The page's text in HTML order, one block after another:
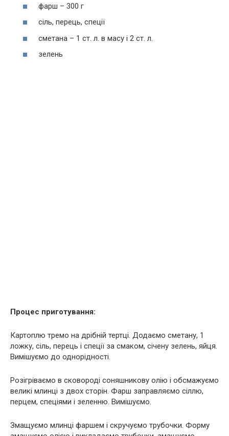
фарш – 300 г
сіль, перець, спеції
сметана – 1 ст. л. в масу і 2 ст. л.
зелень
Процес приготування:
Картоплю тремо на дрібній тертці. Додаємо сметану, 1
ложку, сіль, перець і спеції за смаком, січену зелень, яйця.
Вимішуємо до однорідності.
Розігріваємо в сковороді соняшникову олію і обсмажуємо
великі млинці з двох сторін. Фарш заправляємо сіллю,
перцем, спеціями і зеленню. Вимішуємо.
Змащуємо млинці фаршем і скручуємо трубочки. Форму